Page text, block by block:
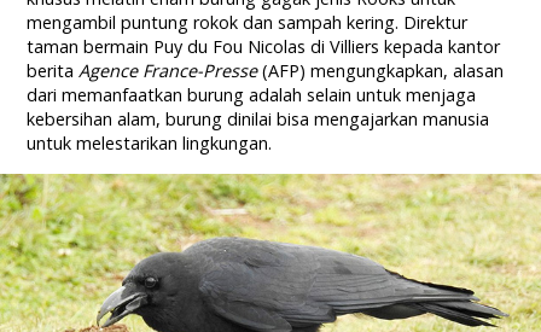
mengambil puntung rokok dan sampah kering. Direktur
taman bermain Puy du Fou Nicolas di Villiers kepada kantor
beritaAgence France-Presse(AFP) mengungkapkan, alasan
dari memanfaatkan burung adalah selain untuk menjaga
kebersihan alam, burung dinilai bisa mengajarkan manusia
untuk melestarikan lingkungan.